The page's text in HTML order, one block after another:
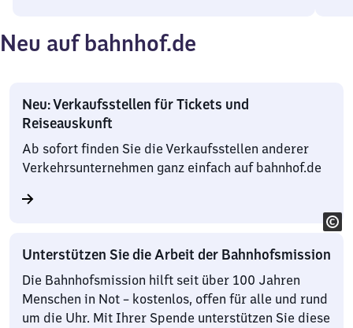
Neu auf bahnhof.de
Neu: Verkaufsstellen für Tickets und
Reiseauskunft
Ab sofort finden Sie die Verkaufsstellen anderer
Verkehrsunternehmen ganz einfach auf bahnhof.de
Unterstützen Sie die Arbeit der Bahnhofsmission
Die Bahnhofsmission hilft seit über 100 Jahren
Menschen in Not – kostenlos, offen für alle und rund
um die Uhr. Mit Ihrer Spende unterstützen Sie diese